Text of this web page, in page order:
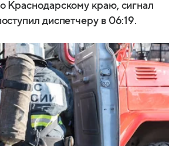
краю, сигнал
диспетчеру в 06:19.